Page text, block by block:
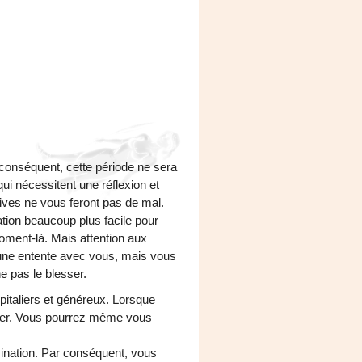
cette période ne sera
nécessitent une réflexion et
ne vous feront pas de mal.
beaucoup plus facile pour
là. Mais attention aux
entente avec vous, mais vous
pas le blesser.
et généreux. Lorsque
Vous pourrez même vous
Par conséquent, vous